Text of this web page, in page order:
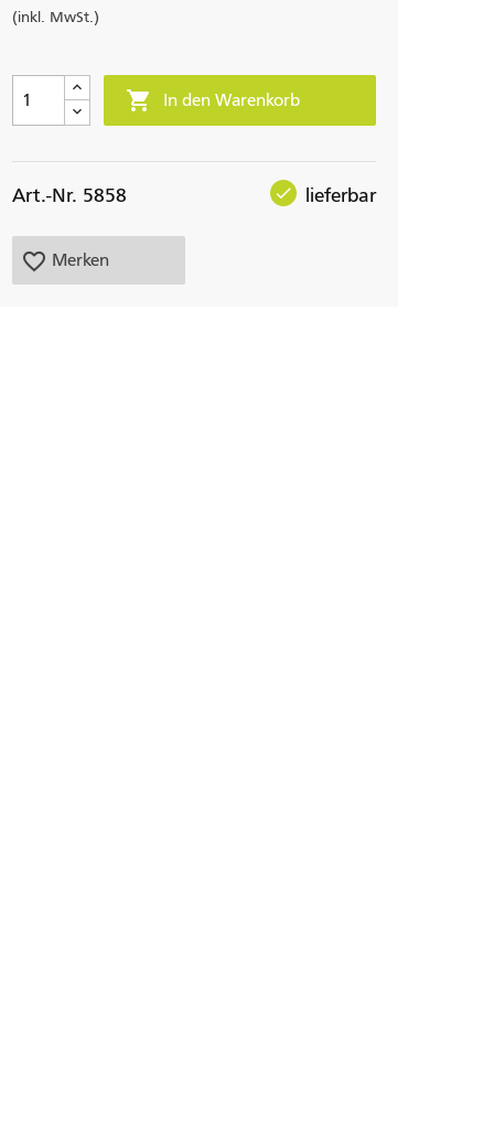
(inkl. MwSt.)
 In den Warenkorb
Art.-Nr. 5858 check lieferbar
favorite_border Merken